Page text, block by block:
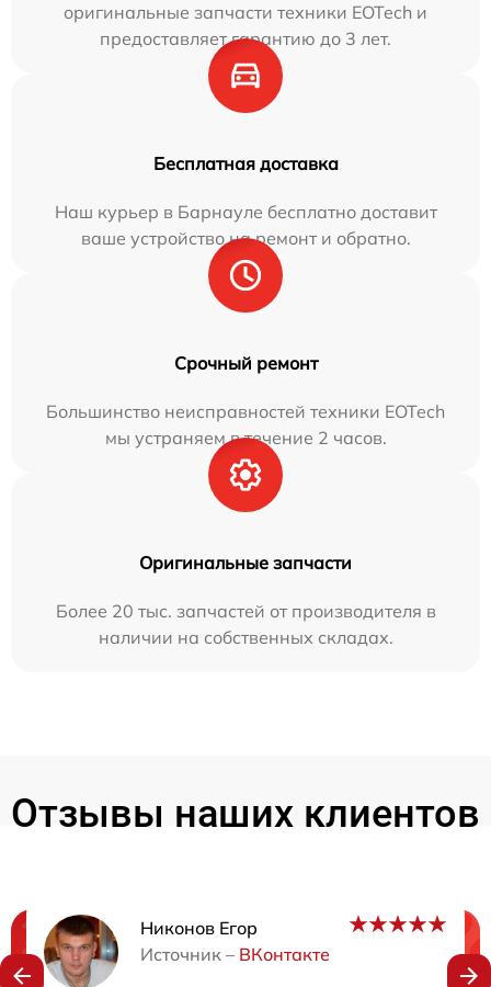
оригинальные запчасти техники EOTech и
предоставляет гарантию до 3 лет.
Бесплатная доставка
Наш курьер в Барнауле бесплатно доставит
ваше устройство на ремонт и обратно.
Срочный ремонт
Большинство неисправностей техники EOTech
мы устраняем в течение 2 часов.
Оригинальные запчасти
Более 20 тыс. запчастей от производителя в
наличии на собственных складах.
Отзывы наших клиентов
Никонов Егор
Источник – ВКонтакте
Нужна консультация?